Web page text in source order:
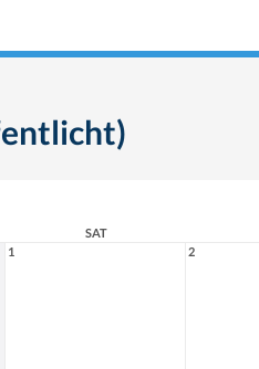
SAT
1
2